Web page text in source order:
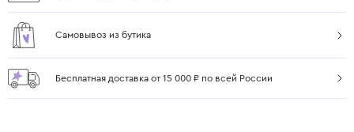
Самовывоз из бутика
Бесплатная доставка от 15 000 ₽ по всей России